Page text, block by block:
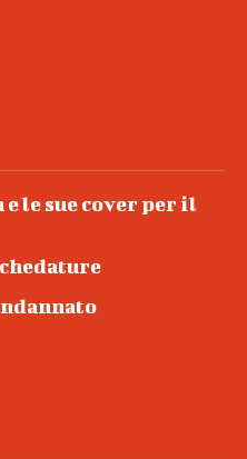
le sue cover per il